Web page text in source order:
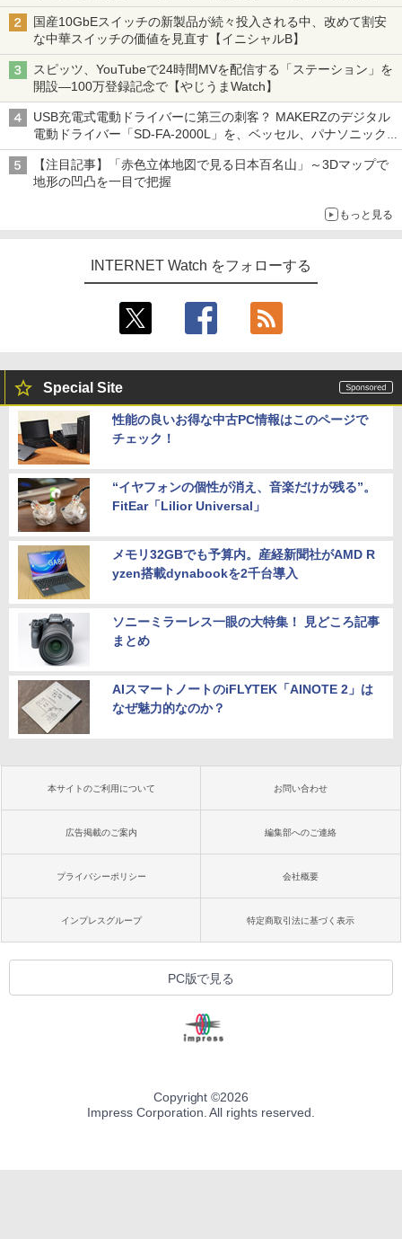
水理史の「イニシャルB」チャンネル】
国産10GbEスイッチの新製品が続々投入される中、改めて割安
な中華スイッチの価値を見直す【イニシャルB】
スピッツ、YouTubeで24時間MVを配信する「ステーション」を
開設―100万登録記念で【やじうまWatch】
USB充電式電動ドライバーに第三の刺客？ MAKERZのデジタル
電動ドライバー「SD-FA-2000L」を、ベッセル、パナソニック
と比較してみた記事に注目が集まる【アクセスランキング】
【注目記事】「赤色立体地図で見る日本百名山」～3Dマップで
地形の凹凸を一目で把握
もっと見る
INTERNET Watch をフォローする
Special Site
性能の良いお得な中古PC情報はこのページで
チェック！
“イヤフォンの個性が消え、音楽だけが残る”。
FitEar「Lilior Universal」
メモリ32GBでも予算内。産経新聞社がAMD R
yzen搭載dynabookを2千台導入
ソニーミラーレス一眼の大特集！ 見どころ記事
まとめ
AIスマートノートのiFLYTEK「AINOTE 2」は
なぜ魅力的なのか？
本サイトのご利用について お問い合わせ
広告掲載のご案内 編集部へのご連絡
プライバシーポリシー 会社概要
インプレスグループ 特定商取引法に基づく表示
PC版で見る
Copyright ©2026
Impress Corporation. All rights reserved.